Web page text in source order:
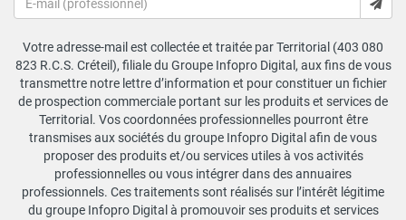
Votre adresse-mail est collectée et traitée par Territorial (403 080
823 R.C.S. Créteil), filiale du Groupe Infopro Digital, aux fins de vous
transmettre notre lettre d’information et pour constituer un fichier
de prospection commerciale portant sur les produits et services de
Territorial. Vos coordonnées professionnelles pourront être
transmises aux sociétés du groupe Infopro Digital afin de vous
proposer des produits et/ou services utiles à vos activités
professionnelles ou vous intégrer dans des annuaires
professionnels. Ces traitements sont réalisés sur l’intérêt légitime
du groupe Infopro Digital à promouvoir ses produits et services